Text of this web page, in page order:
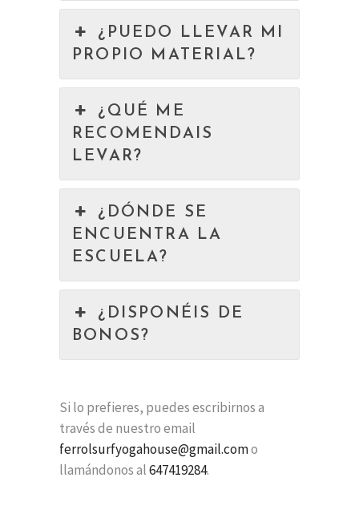
¿PUEDO LLEVAR MI
PROPIO MATERIAL?
¿QUÉ ME
RECOMENDAIS
LEVAR?
¿DÓNDE SE
ENCUENTRA LA
ESCUELA?
¿DISPONÉIS DE
BONOS?
Si lo prefieres, puedes escribirnos a
través de nuestro email
ferrolsurfyogahouse@gmail.como
llamándonos al647419284.